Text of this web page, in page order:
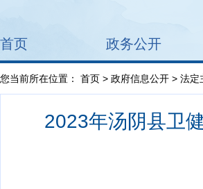
首页 政务公开
您当前所在位置： 首页 > 政府信息公开 > 法定
2023年汤阴县卫